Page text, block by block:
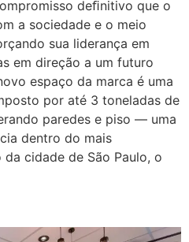
deﬁnitivo que o
a sociedade e o meio
sua liderança em
em direção a um futuro
espaço da marca é uma
por até 3 toneladas de
paredes e piso — uma
dentro do mais
cidade de São Paulo, o